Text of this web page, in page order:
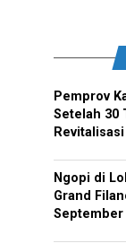
Pemprov
Setelah 30
Revitalisasi
Ngopi di
Grand
September